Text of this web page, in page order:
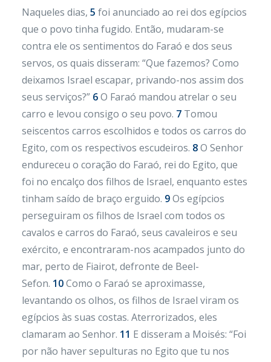
Naqueles dias, 5 foi anunciado ao rei dos egípcios
que o povo tinha fugido. Então, mudaram-se
contra ele os sentimentos do Faraó e dos seus
servos, os quais disseram: “Que fazemos? Como
deixamos Israel escapar, privando-nos assim dos
seus serviços?” 6O Faraó mandou atrelar o seu
carro e levou consigo o seu povo. 7 Tomou
seiscentos carros escolhidos e todos os carros do
Egito, com os respectivos escudeiros. 8O Senhor
endureceu o coração do Faraó, rei do Egito, que
foi no encalço dos filhos de Israel, enquanto estes
tinham saído de braço erguido. 9Os egípcios
perseguiram os filhos de Israel com todos os
cavalos e carros do Faraó, seus cavaleiros e seu
exército, e encontraram-nos acampados junto do
mar, perto de Fiairot, defronte de Beel-
Sefon. 10Como o Faraó se aproximasse,
levantando os olhos, os filhos de Israel viram os
egípcios às suas costas. Aterrorizados, eles
clamaram ao Senhor. 11 E disseram a Moisés: “Foi
por não haver sepulturas no Egito que tu nos